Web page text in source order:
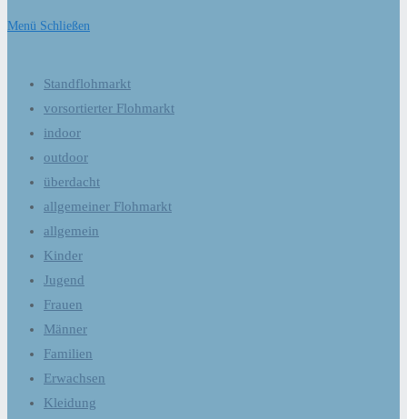
Menü Schließen
Standflohmarkt
vorsortierter Flohmarkt
indoor
outdoor
überdacht
allgemeiner Flohmarkt
allgemein
Kinder
Jugend
Frauen
Männer
Familien
Erwachsen
Kleidung